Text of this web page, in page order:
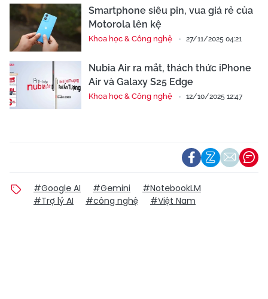
Smartphone siêu pin, vua giá rẻ của
Motorola lên kệ
Khoa học & Công nghệ 27/11/2025 04:21
Nubia Air ra mắt, thách thức iPhone
Air và Galaxy S25 Edge
Khoa học & Công nghệ 12/10/2025 12:47
#Google AI #Gemini
#NotebookLM
#Trợ lý AI
#công nghệ #Việt Nam